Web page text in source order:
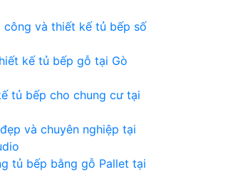
công và thiết kế tủ bếp số
kế tủ bếp gỗ tại Gò
tủ bếp cho chung cư tại
và chuyên nghiệp tại
tủ bếp bằng gỗ Pallet tại